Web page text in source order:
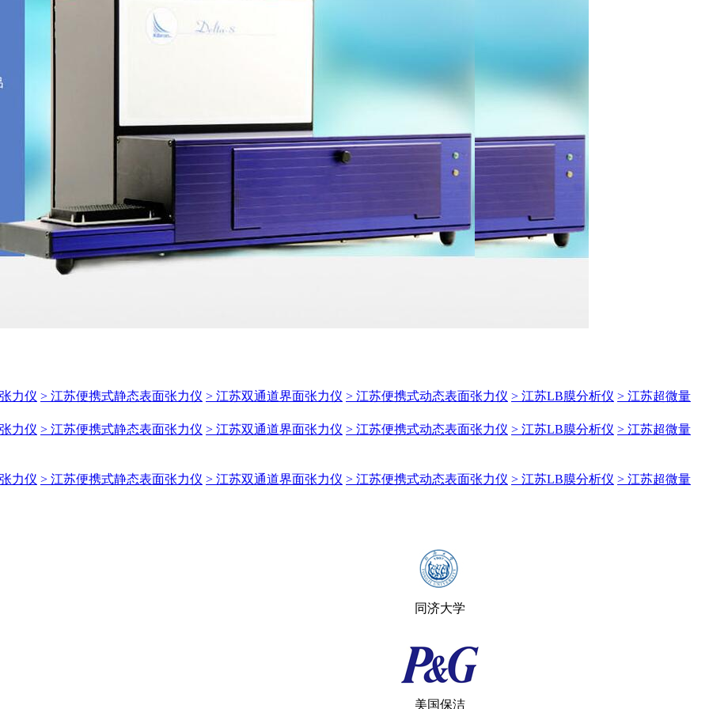
力仪 > 江苏便携式静态表面张力仪 > 江苏双通道界面张力仪 > 江苏便携式动态表面张力仪 > 江苏LB膜分析仪 > 江苏超微量
力仪 > 江苏便携式静态表面张力仪 > 江苏双通道界面张力仪 > 江苏便携式动态表面张力仪 > 江苏LB膜分析仪 > 江苏超微量
力仪 > 江苏便携式静态表面张力仪 > 江苏双通道界面张力仪 > 江苏便携式动态表面张力仪 > 江苏LB膜分析仪 > 江苏超微量
同济大学
美国保洁